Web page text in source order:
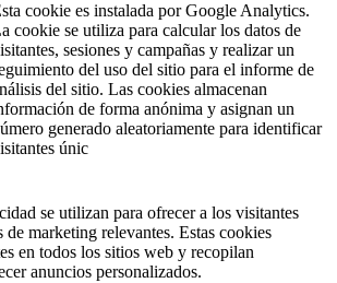
cookie es instalada por Google Analytics.
cookie se utiliza para calcular los datos de
sesiones y campañas y realizar un
del uso del sitio para el informe de
del sitio. Las cookies almacenan
de forma anónima y asignan un
generado aleatoriamente para identificar
únic
se utilizan para ofrecer a los visitantes
de marketing relevantes. Estas cookies
en todos los sitios web y recopilan
anuncios personalizados.